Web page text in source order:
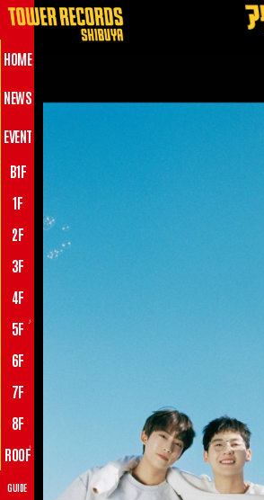
HOME
NEWS
EVENT
B1F
1F
2F
3F
4F
5F
♪
6F
7F
8F
ROOF♪
GUIDE